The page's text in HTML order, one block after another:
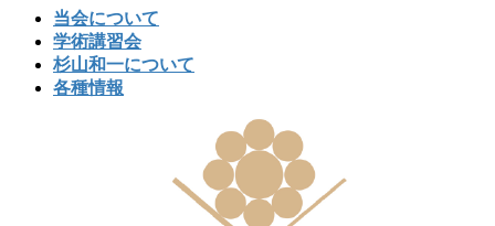
当会について
学術講習会
杉山和一について
各種情報